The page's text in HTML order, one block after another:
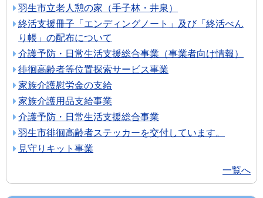
羽生市立老人憩の家（手子林・井泉）
終活支援冊子「エンディングノート」及び「終活べん
り帳」の配布について
介護予防・日常生活支援総合事業（事業者向け情報）
徘徊高齢者等位置探索サービス事業
家族介護慰労金の支給
家族介護用品支給事業
介護予防・日常生活支援総合事業
羽生市徘徊高齢者ステッカーを交付しています。
見守りキット事業
一覧へ